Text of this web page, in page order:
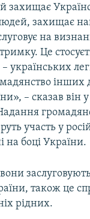
захищає
захищає
на
Це
українських
інших
– сказав він
участь у
на боці України.
також це
рідних.